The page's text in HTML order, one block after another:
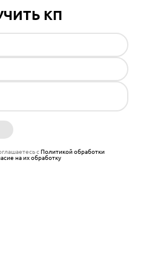
КП
сПолитикой обработки
на их обработку